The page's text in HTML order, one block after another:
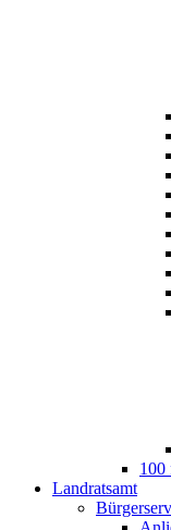
100
Landratsamt